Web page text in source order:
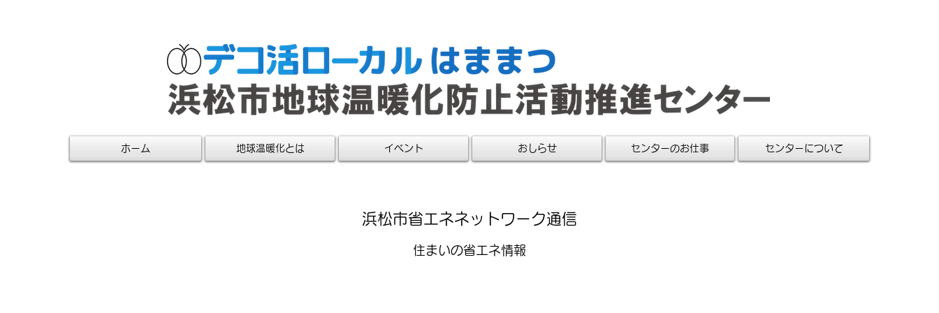
ホーム 地球温暖化とは イベント おしらせ センターのお仕事 センターについて
​浜松市省エネネットワーク通信
住まいの省エネ情報